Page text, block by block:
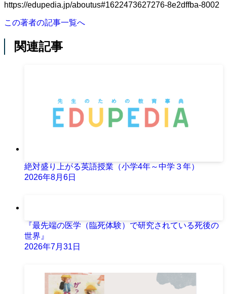
https://edupedia.jp/aboutus#1622473627276-8e2dffba-8002
この著者の記事一覧へ
関連記事
絶対盛り上がる英語授業（小学4年～中学３年）
2026年8月6日
『最先端の医学（臨死体験）で研究されている死後の
世界』
2026年7月31日